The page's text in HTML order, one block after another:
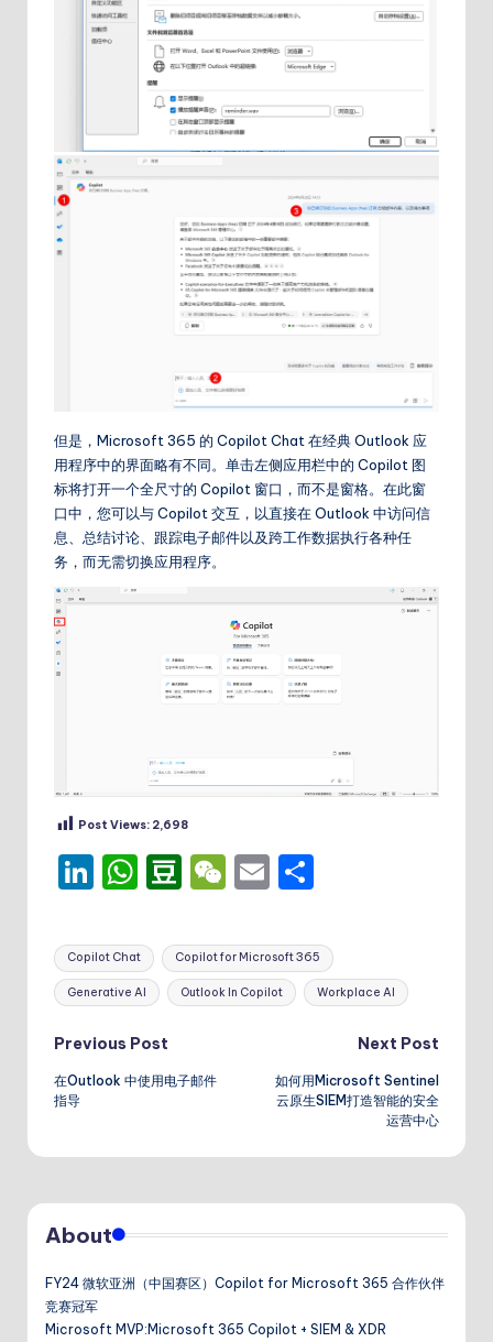
但是，Microsoft 365 的 Copilot Chat 在经典 Outlook 应
用程序中的界面略有不同。单击左侧应用栏中的 Copilot 图
标将打开一个全尺寸的 Copilot 窗口，而不是窗格。在此窗
口中，您可以与 Copilot 交互，以直接在 Outlook 中访问信
息、总结讨论、跟踪电子邮件以及跨工作数据执行各种任
务，而无需切换应用程序。
Post Views: 2,698
Li
k
e
dI
n
W
a
ts
A
p
p
D
u
b
a
W
C
h
a
E
ai
l
Tags:
Copilot Chat Copilot for Microsoft 365
Generative AI Outlook In Copilot Workplace AI
Post
navigation
Previous Post
在Outlook 中使用电子邮件
指导
Next Post
如何用Microsoft Sentinel
云原生SIEM打造智能的安全
运营中心
About
FY24 微软亚洲（中国赛区）Copilot for Microsoft 365 合作伙伴
竞赛冠军
Microsoft MVP:Microsoft 365 Copilot + SIEM & XDR